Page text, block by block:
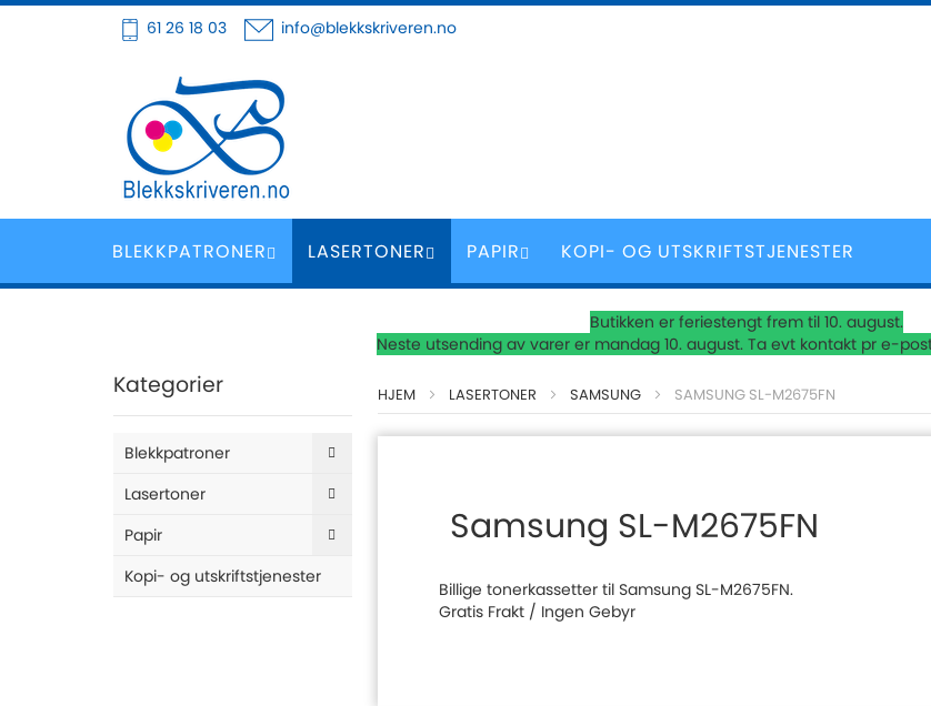
Hoppe
innhold
61 26 18 03 info@blekkskriveren.no
BLEKKPATRONER LASERTONER PAPIR KOPI- OG UTSKRIFTSTJENESTER
Butikken er feriestengt frem til 10. august.
Neste utsending av varer er mandag 10. august. Ta evt kontakt pr e-
HJEM LASERTONER SAMSUNG SAMSUNG SL-M2675FN
Samsung SL-M2675FN
Billige tonerkassetter til Samsung SL-M2675FN.
Gratis Frakt / Ingen Gebyr
Kategorier
Blekkpatroner
Lasertoner
Papir
Kopi- og utskriftstjenester